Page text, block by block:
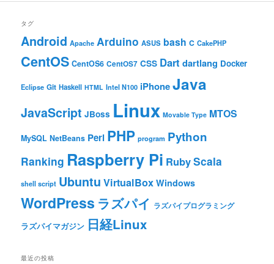
タグ
Android Apache Arduino ASUS bash C CakePHP
CentOS CentOS6 CentOS7 CSS Dart dartlang Docker
Eclipse Git Haskell HTML Intel N100 iPhoneJava
JavaScript JBoss Linux Movable Type MTOS
MySQL NetBeans Perl PHP program Python
Ranking Raspberry Pi RubyScala
shell script Ubuntu VirtualBox Windows
WordPress ラズパイ ラズパイプログラミング
ラズパイマガジン 日経Linux
最近の投稿